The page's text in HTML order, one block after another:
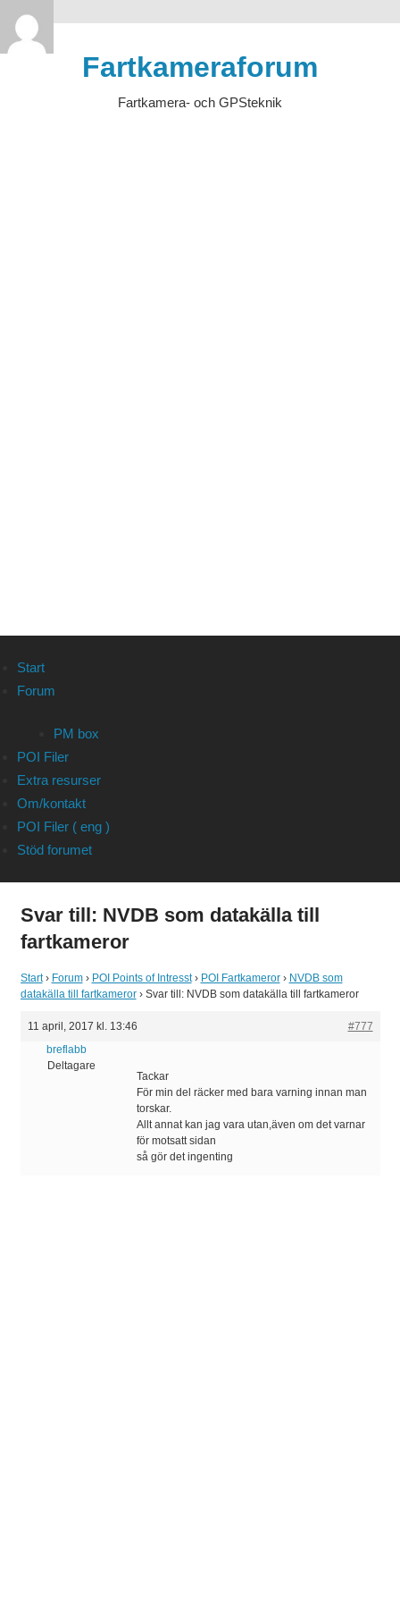
Hoppa
till
Fartkameraforum
Fartkamera- och GPSteknik
Start
Forum
PM box
POI Filer
Extra resurser
Om/kontakt
POI Filer ( eng )
Stöd forumet
Svar till: NVDB som datakälla till
fartkameror
Start › Forum › POI Points of Intresst › POI Fartkameror › NVDB som
datakälla till fartkameror › Svar till: NVDB som datakälla till fartkameror
11 april, 2017 kl. 13:46
#777
breflabb
Deltagare
Tackar
För min del räcker med bara varning innan man
torskar.
Allt annat kan jag vara utan,även om det varnar
för motsatt sidan
så gör det ingenting